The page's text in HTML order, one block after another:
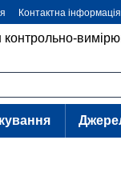
Контактна інформація
контрольно-